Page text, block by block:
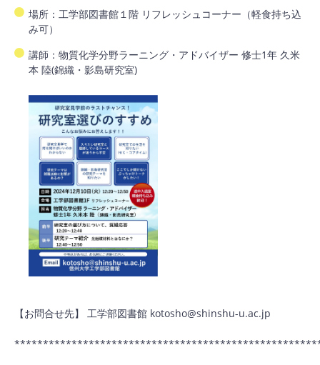
場所：工学部図書館１階 リフレッシュコーナー（軽食持ち込
み可）
講師：物質化学分野ラーニング・アドバイザー 修士1年 久米
本 陸(錦織・影島研究室)
【お問合せ先】 工学部図書館 kotosho@shinshu-u.ac.jp